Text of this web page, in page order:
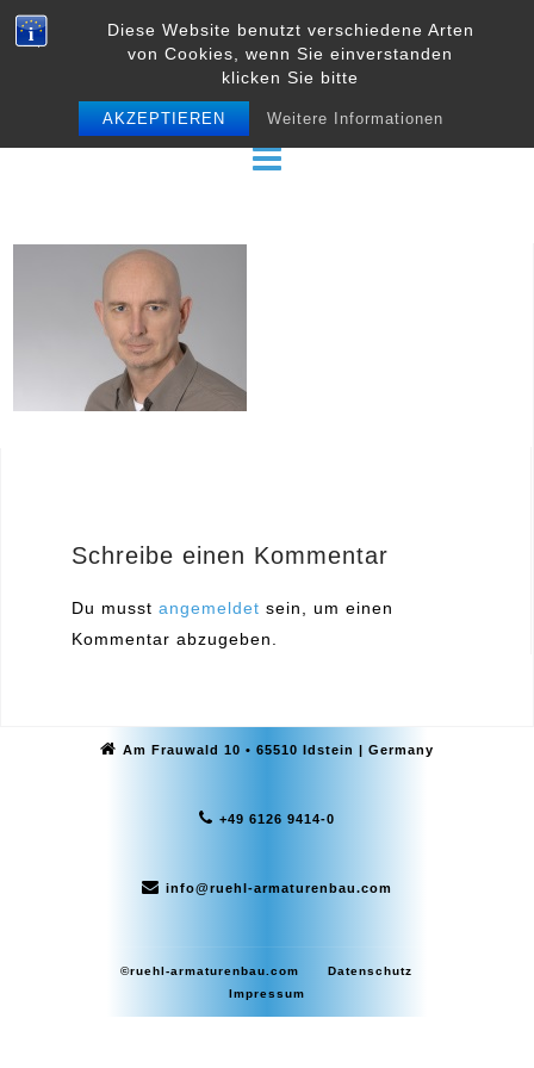
Diese Website benutzt verschiedene Arten
von Cookies, wenn Sie einverstanden
klicken Sie bitte
AKZEPTIEREN Weitere Informationen
Skip
Schreibe einen Kommentar
Du musst angemeldet sein, um einen
Kommentar abzugeben.
Am Frauwald 10 • 65510 Idstein | Germany
+49 6126 9414-0
info@ruehl-armaturenbau.com
©ruehl-armaturenbau.com
Datenschutz
Impressum